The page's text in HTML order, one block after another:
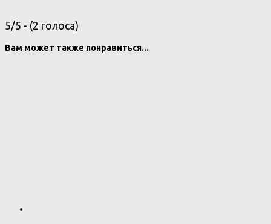
5/5 - (2 голоса)
Вам может также понравиться...